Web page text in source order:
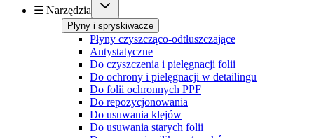
☰ Narzędzia
Płyny i spryskiwacze
Płyny czyszcząco-odtłuszczające
Antystatyczne
Do czyszczenia i pielęgnacji folii
Do ochrony i pielęgnacji w detailingu
Do folii ochronnych PPF
Do repozycjonowania
Do usuwania klejów
Do usuwania starych folii